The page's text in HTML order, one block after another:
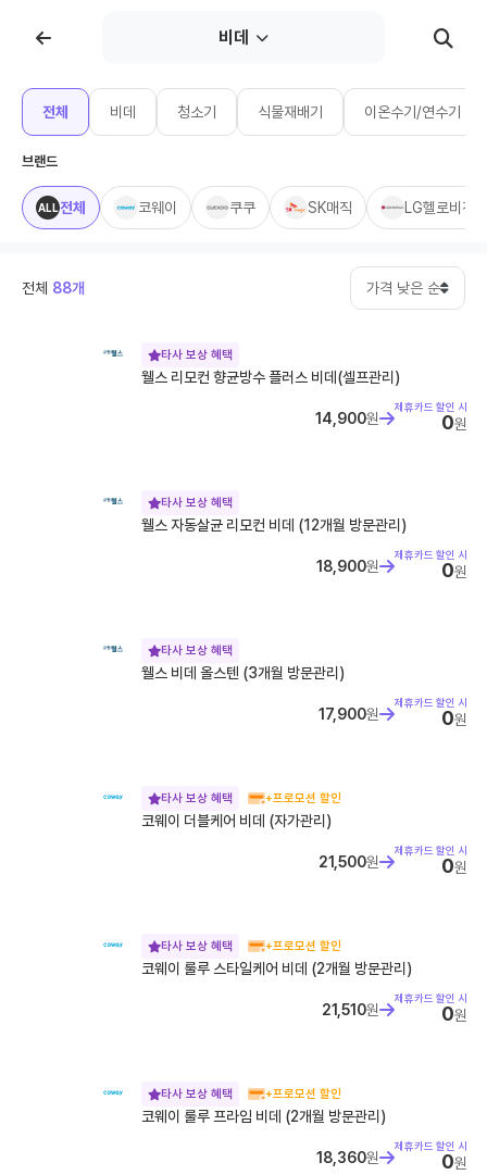
휴대폰위키
월 6일부터 휴대폰 개통 시 본인확인 절차가 강화되었습니다. 신규
가입,...
휴대폰 성지 완전정복: 온라인 vs 오프라인 비교
장점 3. 오프라인 휴대폰 성지의 장점 4. 온라인 vs 오프라인 ...
갤럭시 Z시리즈 완벽 가이드 (폴드8·폴드8 울트라·플립8)
Z 폴드8·폴드8 울트라·플립8 라인업 목차 1. 개요 2. 라인업 및...
휴대폰 싸게 사는 법 완벽 가이드
아이폰 17 시리즈 네 가지 모델 라인업 목차 1. 기본 개념 이해하기
2. 공시지원금과 선택약정 비교 3. 2025년 단통법 폐지 이후 ...
2. 온가족할인 할인 구조 3. 2026년, 무엇이 언제 바뀌나 ...
LG U+ 5G·LTE 통합요금제: 플러스플랜·데이터플랜 완벽
LG U+ 5G·LTE 통합요금제: 플러스플랜·데이터플랜 완벽 가이드
2026년 6월 1일, LG U+가 5G와 LTE의 경계를 허문 통합...
출시 일정 3. 디자인 및 폼팩터 4. 디스플레이 5. 프로세...
SKT 통합요금제 개편: 베스트·라이트 총정리
SKT 통합요금제 개편: 베스트·라이트 총정리 목차 1. 개편 개요 2.
개편 시행 타임라인 3. 기존 요금제 개편 사항 4. 신규 통합요...
요 2. 5G/LTE 요금제 신규 가입 중단 3. 통합요금제 라인업:...
갤럭시 글라스 vs 레이밴 메타, AI 안경 완벽 비교
갤럭시 글라스 vs 레이밴 메타, AI 안경 완벽 비교 갤럭시 글라스 및
레이밴 메타 AI 안경 스펙 및 특징 비교 목차 1. 개요 2. ...
폴드8 울트라·플립8 라인업 부모님 휴대폰을 바꿔드리려고 알아보
면 기...
휴대폰 성지란? 찾는 방법, 좌표 뜻, 시세표 보는 법 정리 휴대폰 성
비데
전체 비데 청소기 식물재배기 이온수기/연수기
브랜드
ALL전체 코웨이 쿠쿠 SK매직 LG헬로비젼
전체 88개 가격 낮은 순
타사 보상 혜택
웰스 리모컨 향균방수 플러스 비데(셀프관리)
14,900원
제휴카드 할인 시
0원
타사 보상 혜택
웰스 자동살균 리모컨 비데 (12개월 방문관리)
18,900원
제휴카드 할인 시
0원
타사 보상 혜택
웰스 비데 올스텐 (3개월 방문관리)
17,900원
제휴카드 할인 시
0원
타사 보상 혜택 +프로모션 할인
코웨이 더블케어 비데 (자가관리)
21,500원
제휴카드 할인 시
0원
타사 보상 혜택 +프로모션 할인
코웨이 룰루 스타일케어 비데 (2개월 방문관리)
21,510원
제휴카드 할인 시
0원
타사 보상 혜택 +프로모션 할인
코웨이 룰루 프라임 비데 (2개월 방문관리)
18,360원
제휴카드 할인 시
0원